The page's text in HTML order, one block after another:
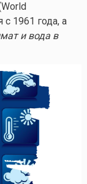
с 1961 года, а
и вода в